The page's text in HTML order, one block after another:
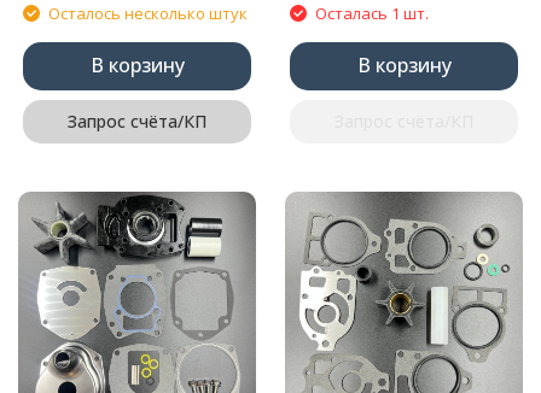
Осталось несколько штук
В корзину
Запрос счёта/КП
Осталась 1 шт.
В корзину